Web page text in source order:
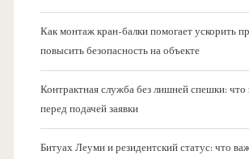
Как монтаж кран-балки помогает ускорить
повысить безопасность на объекте
Контрактная служба без лишней спешки: что
перед подачей заявки
Битуах Леуми и резидентский статус: что